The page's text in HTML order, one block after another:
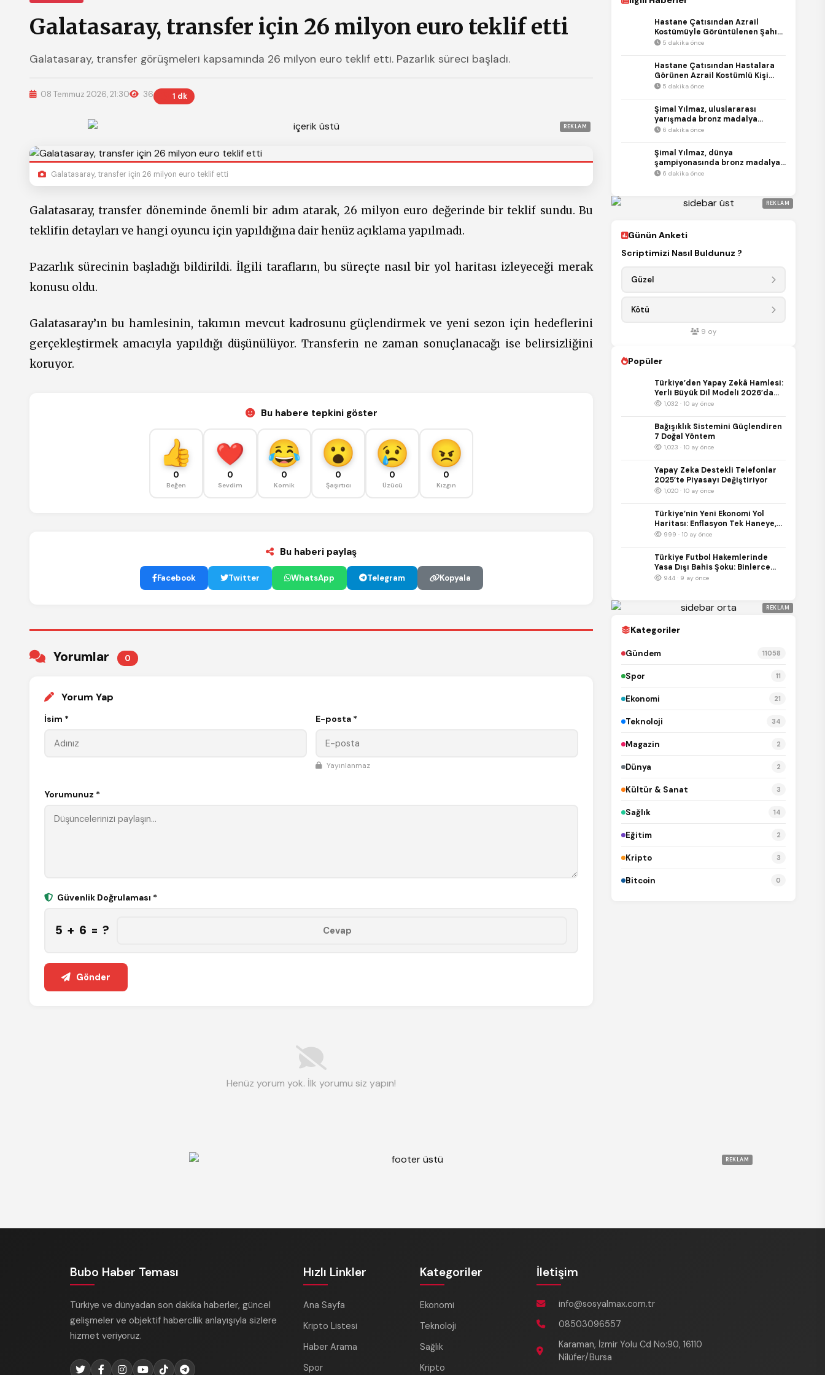
Galatasaray, transfer için 26 milyon euro teklif etti
Galatasaray, transfer görüşmeleri kapsamında 26 milyon euro teklif etti. Pazarlık süreci başladı.
08 Temmuz 2026, 21:30 36 1 dk
REKLAM
Galatasaray, transfer için 26 milyon euro teklif etti
Galatasaray, transfer döneminde önemli bir adım atarak, 26 milyon euro değerinde bir teklif sundu. Bu
teklifin detayları ve hangi oyuncu için yapıldığına dair henüz açıklama yapılmadı.
Pazarlık sürecinin başladığı bildirildi. İlgili tarafların, bu süreçte nasıl bir yol haritası izleyeceği merak
konusu oldu.
Galatasaray’ın bu hamlesinin, takımın mevcut kadrosunu güçlendirmek ve yeni sezon için hedeflerini
gerçekleştirmek amacıyla yapıldığı düşünülüyor. Transferin ne zaman sonuçlanacağı ise belirsizliğini
koruyor.
Bu habere tepkini göster
0
Beğen
0
Sevdim
0
Komik
0
Şaşırtıcı
0
Üzücü
0
Kızgın
Bu haberi paylaş
Facebook Twitter WhatsApp Telegram Kopyala
Yorumlar 0
Yorum Yap
İsim * E-posta *
Yayınlanmaz
Yorumunuz *
Güvenlik Doğrulaması *
5 + 6 = ?
Gönder
Henüz yorum yok. İlk yorumu siz yapın!
Hastane Çatısından Azrail
Kostümüyle Görüntülenen Şahıs
Mahkemede
5 dakika önce
Hastane Çatısından Hastalara
Görünen Azrail Kostümlü Kişi
Mahkemeye Çıktı
5 dakika önce
Şimal Yılmaz, uluslararası
yarışmada bronz madalya
kazandı
6 dakika önce
Şimal Yılmaz, dünya
şampiyonasında bronz madalya
kazandı
6 dakika önce
REKLAM
Günün Anketi
Scriptimizi Nasıl Buldunuz ?
Güzel
Kötü
9 oy
Popüler
Türkiye’den Yapay Zekâ Hamlesi:
Yerli Büyük Dil Modeli 2026’da
Kullanıma Sunulacak
1,032 · 10 ay önce
Bağışıklık Sistemini Güçlendiren
7 Doğal Yöntem
1,023 · 10 ay önce
Yapay Zeka Destekli Telefonlar
2025’te Piyasayı Değiştiriyor
1,020 · 10 ay önce
Türkiye’nin Yeni Ekonomi Yol
Haritası: Enflasyon Tek Haneye,
Büyüme %5’e Hedefleniyor
999 · 10 ay önce
Türkiye Futbol Hakemlerinde
Yasa Dışı Bahis Şoku: Binlerce
Bahis Kaydı İnceleniyor
944 · 9 ay önce
REKLAM
Kategoriler
Gündem 11058
Spor 11
Ekonomi 21
Teknoloji 34
Magazin 2
Dünya 2
Kültür & Sanat 3
Sağlık 14
Eğitim 2
Kripto 3
Bitcoin 0
REKLAM
Bubo Haber Teması
Türkiye ve dünyadan son dakika haberler, güncel
gelişmeler ve objektif habercilik anlayışıyla sizlere
hizmet veriyoruz.
Hızlı Linkler
Ana Sayfa
Kripto Listesi
Haber Arama
Spor
Kategoriler
Ekonomi
Teknoloji
Sağlık
Kripto
İletişim
info@sosyalmax.com.tr
08503096557
Karaman, İzmir Yolu Cd No:90, 16110
Ni̇lüfer/Bursa